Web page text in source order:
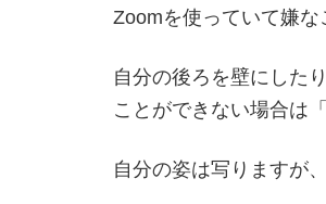
Zoomを使っていて嫌な
自分の後ろを壁にした
ことができない場合は
自分の姿は写りますが